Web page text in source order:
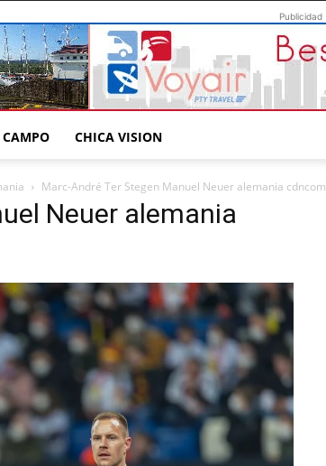
Publicidad
CAMPO CHICA VISION
Marc-André Ter Stegen Manuel Neuer alemania cdncom
Neuer alemania